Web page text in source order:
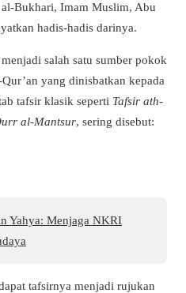
Bukhari, Imam Muslim, Abu
hadis-hadis darinya.
salah satu sumber pokok
yang dinisbatkan kepada
tafsir klasik seperti Tafsir ath-
al-Mantsur, sering disebut:
Yahya: Menjaga NKRI
tafsirnya menjadi rujukan